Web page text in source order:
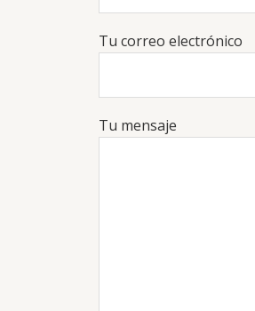
Tu correo electrónico
Tu mensaje